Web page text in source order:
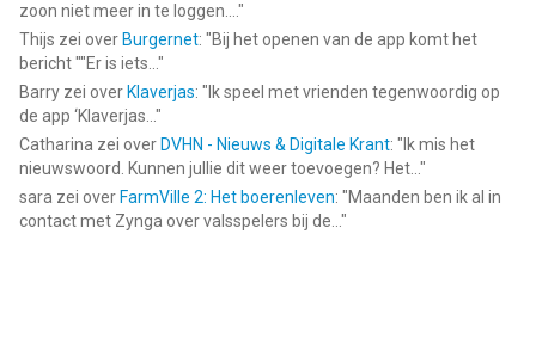
zoon niet meer in te loggen.... "
Thijs zei over Burgernet: "Bij het openen van de app komt het
bericht ""Er is iets... "
Barry zei over Klaverjas: " Ik speel met vrienden tegenwoordig op
de app ‘Klaverjas... "
Catharina zei over DVHN - Nieuws & Digitale Krant: " Ik mis het
nieuwswoord. Kunnen jullie dit weer toevoegen? Het... "
sara zei over FarmVille 2: Het boerenleven: "Maanden ben ik al in
contact met Zynga over valsspelers bij de... "